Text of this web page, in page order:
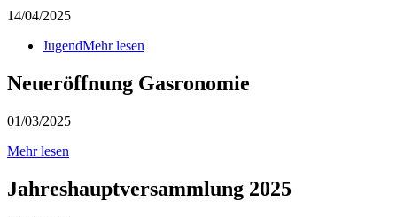
14/04/2025
JugendMehr lesen
Neueröffnung Gasronomie
01/03/2025
Mehr lesen
Jahreshauptversammlung 2025